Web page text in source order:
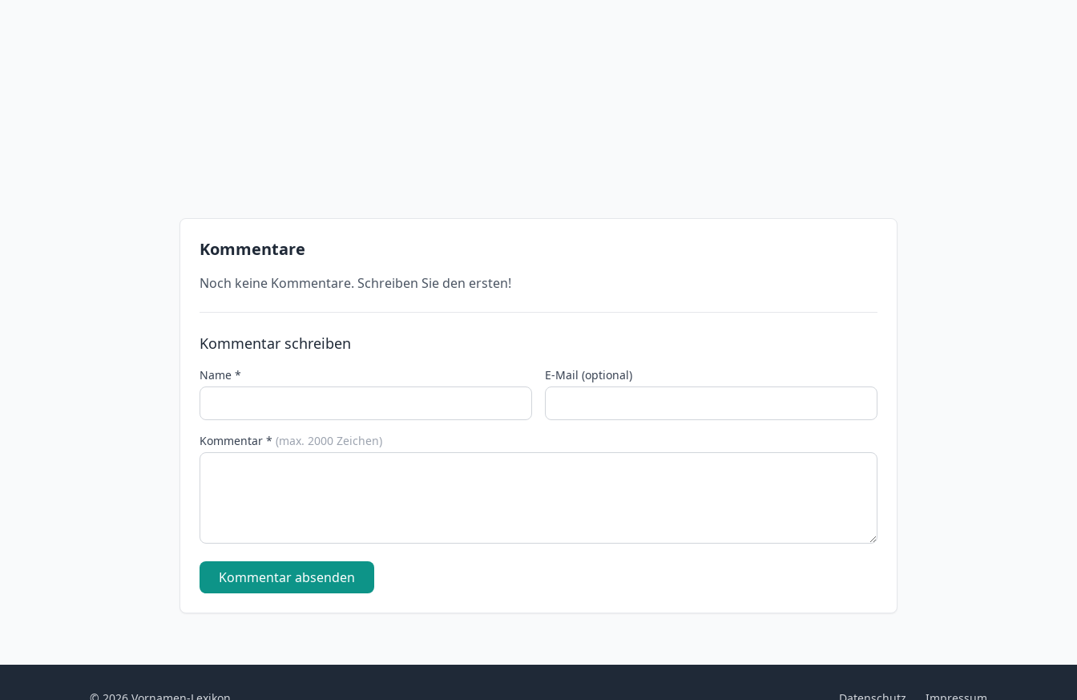
Kommentare
Noch keine Kommentare. Schreiben Sie den ersten!
Kommentar schreiben
Name * E-Mail (optional)
Kommentar * (max. 2000 Zeichen)
Kommentar absenden